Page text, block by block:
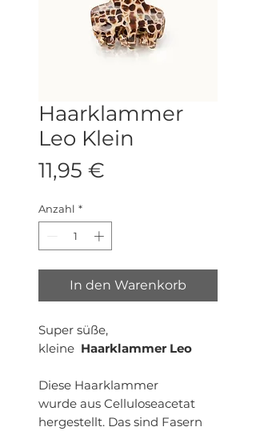
Haarklammer
Leo Klein
11,95 €
Anzahl *
In den Warenkorb
Super süße,
kleine Haarklammer Leo
Diese Haarklammer
wurde aus Celluloseacetat
hergestellt. Das sind Fasern